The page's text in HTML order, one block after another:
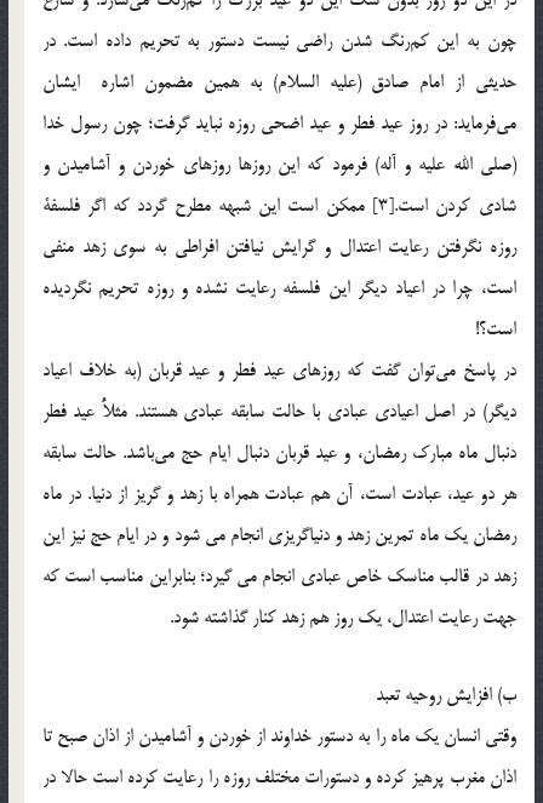
چون به اين كم‌رنگ شدن راضي نيست دستور به تحريم داده است. در
حديثي از امام صادق (عليه السلام) به همين مضمون اشاره ايشان
مي‌فرمايد: در روز عيد فطر و عيد اضحي روزه نبايد گرفت؛ چون رسول خدا
(صلي الله عليه و آله) فرمود كه اين روزها روزهاي خوردن و آشاميدن و
شادي كردن است.[3] ممكن است اين شبهه مطرح گردد كه اگر فلسفۀ
روزه نگرفتن رعايت اعتدال و گرايش نيافتن افراطي به سوي زهد منفي
است، چرا در اعياد ديگر اين فلسفه رعايت نشده و روزه تحريم نگرديده
است؟!
در پاسخ مي‌توان گفت که روزهاي عيد فطر و عيد قربان (به خلاف اعیاد
دیگر) در اصل اعيادی عبادي با حالت سابقه عبادی هستند. مثلاًُ عيد فطر
دنبال ماه مبارك رمضان، و عيد قربان دنبال ايام حج مي‌باشد. حالت سابقه
هر دو عید، عبادت است، آن هم عبادت همراه با زهد و گريز از دنيا. در ماه
رمضان يك ماه تمرين زهد و دنياگريزي انجام می شود و در ايام حج نيز این
زهد در قالب مناسک خاص عبادی انجام می گیرد؛ بنابراين مناسب است كه
جهت رعايت اعتدال، يك روز هم زهد كنار گذاشته شود.
ب) افزایش روحیه تعبد
وقتی انسان یک ماه را به دستور خداوند از خوردن و آشامیدن از اذان صبح تا
اذان مغرب پرهیز کرده و دستورات مختلف روزه را رعایت کرده است حالا در